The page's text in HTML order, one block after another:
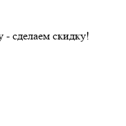
сделаем скидку!